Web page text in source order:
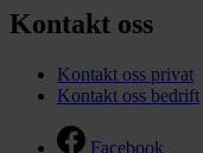
Kontakt oss
Kontakt oss privat
Kontakt oss bedrift
Facebook